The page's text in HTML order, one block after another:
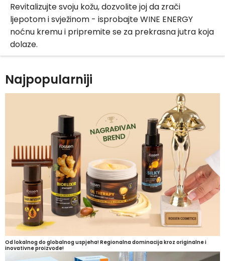
Revitalizujte svoju kožu, dozvolite joj da zrači
ljepotom i svježinom - isprobajte WINE ENERGY
noćnu kremu i pripremite se za prekrasna jutra koja
dolaze.
Najpopularniji
Od lokalnog do globalnog uspjeha! Regionalna dominacija kroz originalne i
inovativne proizvode!